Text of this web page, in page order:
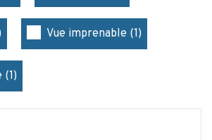
Vue imprenable (1)